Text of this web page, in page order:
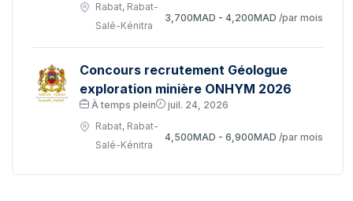
Rabat, Rabat-
Salé-Kénitra
3,700MAD - 4,200MAD /par mois
Concours recrutement Géologue
exploration minière ONHYM 2026
À temps plein
juil. 24, 2026
Rabat, Rabat-
Salé-Kénitra
4,500MAD - 6,900MAD /par mois